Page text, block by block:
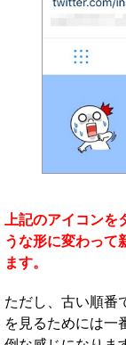
上記のアイコン
うな形に変わって
ます。
ただし、古い順番
を見るためには一